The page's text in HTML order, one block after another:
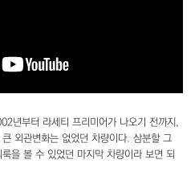
년부터 라세티 프리미어가 나오기 전까지,
외관변화는 없었던 차량이다. 삼분할 그
을 볼 수 있었던 마지막 차량이라 보면 되